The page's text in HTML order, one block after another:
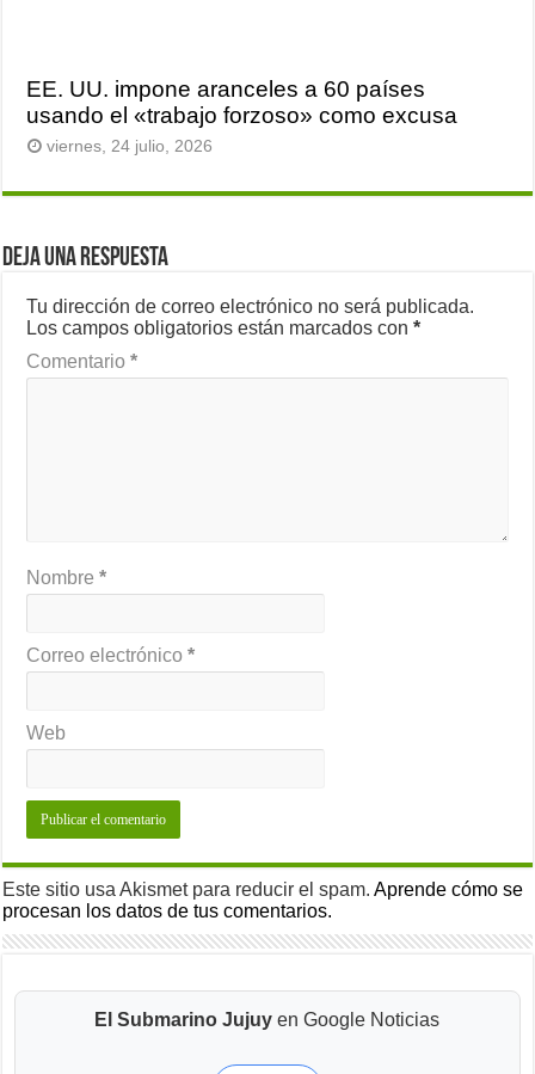
EE. UU. impone aranceles a 60 países
usando el «trabajo forzoso» como excusa
viernes, 24 julio, 2026
Deja una respuesta
Tu dirección de correo electrónico no será publicada.
Los campos obligatorios están marcados con*
Comentario*
Nombre*
Correo electrónico*
Web
Este sitio usa Akismet para reducir el spam.Aprende cómo se
procesan los datos de tus comentarios.
El Submarino Jujuy en Google Noticias